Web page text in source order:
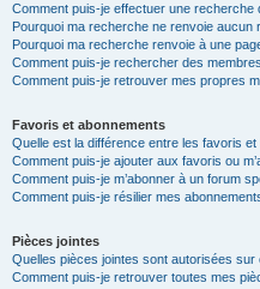
Comment puis-je effectuer une recherche
Pourquoi ma recherche ne renvoie aucun
Pourquoi ma recherche renvoie à une
Comment puis-je rechercher des
Comment puis-je retrouver mes propres
Favoris et abonnements
Quelle est la différence entre les favoris
Comment puis-je ajouter aux favoris ou
Comment puis-je m’abonner à un forum
Comment puis-je résilier mes
Pièces jointes
Quelles pièces jointes sont autorisées sur
Comment puis-je retrouver toutes mes